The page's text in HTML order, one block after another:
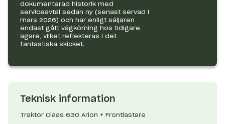
dokumenterad historik med
serviceavtal sedan ny (senast servad i
mars 2026) och har enligt säljaren
endast gått vägkörning hos tidigare
ägare, vilket reflekteras i det
fantastiska skicket.
Teknisk information
Traktor Claas 630 Arion + Frontlastare